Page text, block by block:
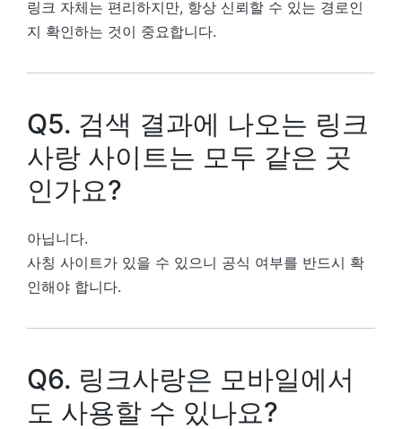
링크 자체는 편리하지만, 항상 신뢰할 수 있는 경로인
지 확인하는 것이 중요합니다.
Q5. 검색 결과에 나오는 링크
사랑 사이트는 모두 같은 곳
인가요?
아닙니다.
사칭 사이트가 있을 수 있으니 공식 여부를 반드시 확
인해야 합니다.
Q6. 링크사랑은 모바일에서
도 사용할 수 있나요?